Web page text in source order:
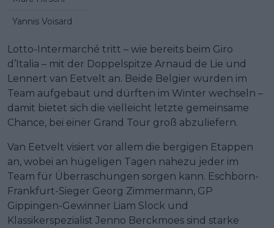
Yannis Voisard
Lotto-Intermarché tritt – wie bereits beim Giro
d’Italia – mit der Doppelspitze Arnaud de Lie und
Lennert van Eetvelt an. Beide Belgier wurden im
Team aufgebaut und dürften im Winter wechseln –
damit bietet sich die vielleicht letzte gemeinsame
Chance, bei einer Grand Tour groß abzuliefern.
Van Eetvelt visiert vor allem die bergigen Etappen
an, wobei an hügeligen Tagen nahezu jeder im
Team für Überraschungen sorgen kann. Eschborn-
Frankfurt-Sieger Georg Zimmermann, GP
Gippingen-Gewinner Liam Slock und
Klassikerspezialist Jenno Berckmoes sind starke